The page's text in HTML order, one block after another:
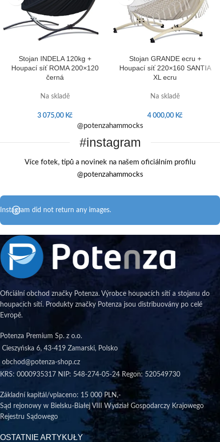
Stojan INDELA 120kg +
Houpací síť ROMA 200×120
černá
Na skladě
3 075,00 Kč
Stojan GRANDE ecru +
Houpací síť 220×160 SANTIA
XL ecru
Na skladě
4 000,00 Kč
@potenzahammocks
#instagram
Více fotek, tipů a novinek na našem oficiálním profilu
@potenzahammocks
Instagram did not return any images.
Oficiální obchod značky Potenza. Výrobce houpacích sítí a stojanu do
houpacích sítí. Produkty značky Potenza jsou distribuovány po celé
Evropě.
Potenza Premium Sp. z o.o.
Cieszyńska 6, 43-419 Zamarski, Polsko
obchod@potenza-shop.cz
KRS: 0000935317 NIP: 548-274-05-24 Regon: 520549730
Základní kapitál/vplaceno: 15 000 PLN,-
Sąd rejonowy w Bielsku-Białej VIII Wydział Gospodarczy Krajowego
Rejestru Sądowego
OSTATNIE ARTYKUŁY